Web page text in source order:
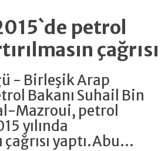
petrol
çağrısı
- Birleşik Arap
Bakanı Suhail Bin
Mazroui, petrol
yılında
çağrısı yaptı.Abu...